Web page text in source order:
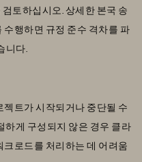
토하십시오. 상세한 본국 송
행하면 규정 준수 격차를 파
니다.
트가 시작되거나 중단될 수
하게 구성되지 않은 경우 클라
로드를 처리하는 데 어려움